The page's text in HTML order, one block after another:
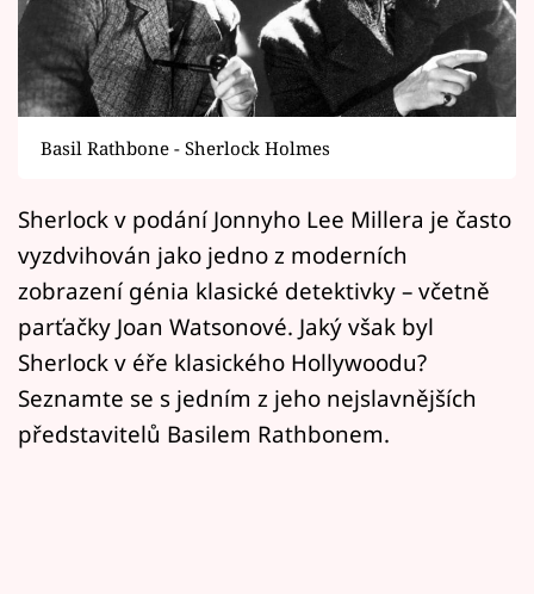
Horoskopy
Sledujte prima+
Filmový festival Karlovy Vary
Pořady
Mámy sobě
Přihlášení
Sledujte nás
Basil Rathbone - Sherlock Holmes
Sherlock v podání Jonnyho Lee Millera je často
vyzdvihován jako jedno z moderních
zobrazení génia klasické detektivky – včetně
parťačky Joan Watsonové. Jaký však byl
Sherlock v éře klasického Hollywoodu?
Seznamte se s jedním z jeho nejslavnějších
představitelů Basilem Rathbonem.